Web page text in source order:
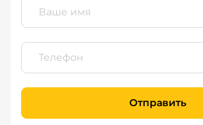
Отправить